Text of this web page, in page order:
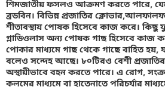
শিমজাতীয় ফসলও আক্রমণ করতে পারে,
ব্রডবিন। বিভিন্ন প্রজাতির
শীতাবস্থায় পোষক হিসেবে কাজ করে। কিছু
গ্লাডিওলাস অন্য পোষক গাছ হিসেবে কাজ
পোকার মাধ্যমে গাছ থেকে গাছে বাহিত হয়,
বলেও সন্দেহ আছে। ৮০টিরও বেশী
অস্থায়ীভাবে বহন করতে পারে। এ রোগ,
কলমের মাধ্যমে বা হাতেনাতে পরিচর্যার